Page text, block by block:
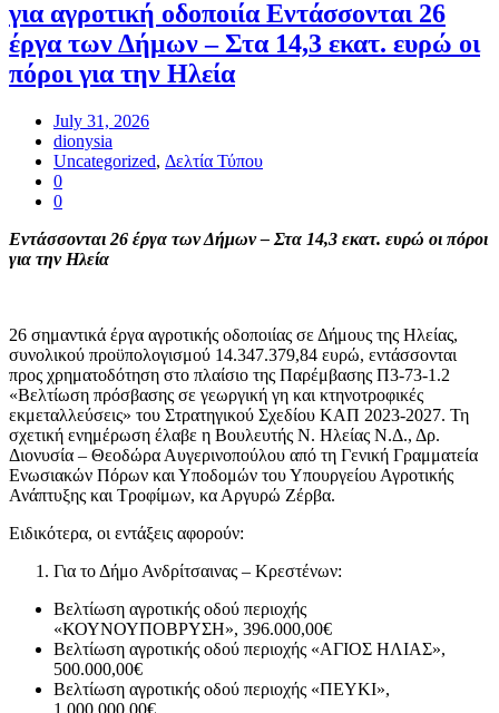
για αγροτική οδοποιία Εντάσσονται 26
έργα των Δήμων – Στα 14,3 εκατ. ευρώ οι
πόροι για την Ηλεία
July 31, 2026
dionysia
Uncategorized, Δελτία Τύπου
0
0
Εντάσσονται 26 έργα των Δήμων – Στα 14,3 εκατ. ευρώ οι πόροι
για την Ηλεία
26 σημαντικά έργα αγροτικής οδοποιίας σε Δήμους της Ηλείας,
συνολικού προϋπολογισμού 14.347.379,84 ευρώ, εντάσσονται
προς χρηματοδότηση στο πλαίσιο της Παρέμβασης Π3-73-1.2
«Βελτίωση πρόσβασης σε γεωργική γη και κτηνοτροφικές
εκμεταλλεύσεις» του Στρατηγικού Σχεδίου ΚΑΠ 2023-2027. Τη
σχετική ενημέρωση έλαβε η Βουλευτής Ν. Ηλείας Ν.Δ., Δρ.
Διονυσία – Θεοδώρα Αυγερινοπούλου από τη Γενική Γραμματεία
Ενωσιακών Πόρων και Υποδομών του Υπουργείου Αγροτικής
Ανάπτυξης και Τροφίμων, κα Αργυρώ Ζέρβα.
Ειδικότερα, οι εντάξεις αφορούν:
Για το Δήμο Ανδρίτσαινας – Κρεστένων:
Βελτίωση αγροτικής οδού περιοχής
«ΚΟΥΝΟΥΠΟΒΡΥΣΗ», 396.000,00€
Βελτίωση αγροτικής οδού περιοχής «ΑΓΙΟΣ ΗΛΙΑΣ»,
500.000,00€
Βελτίωση αγροτικής οδού περιοχής «ΠΕΥΚΙ»,
1.000.000,00€